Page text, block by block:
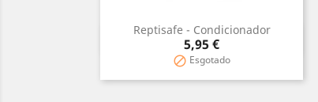
Reptisafe - Condicionador
Prix
5,95 €
 Esgotado
 Aperçu rapide